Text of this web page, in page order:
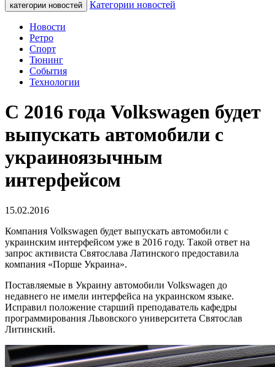
категории новостей Категории новостей
Новости
Ретро
Спорт
Тюнинг
События
Технологии
С 2016 года Volkswagen будет
выпускать автомобили с
украиноязычным
интерфейсом
15.02.2016
Компания Volkswagen будет выпускать автомобили с
украинским интерфейсом уже в 2016 году. Такой ответ на
запрос активиста Святослава Латинского предоставила
компания «Порше Украина».
Поставляемые в Украину автомобили Volkswagen до
недавнего не имели интерфейса на украинском языке.
Исправил положение старший преподаватель кафедры
программирования Львовского университета Святослав
Литинский.